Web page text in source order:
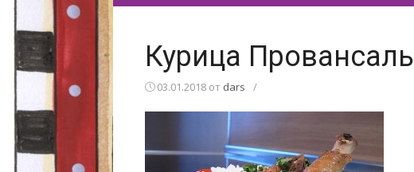
Курица Провансаль
03.01.2018 от dars /